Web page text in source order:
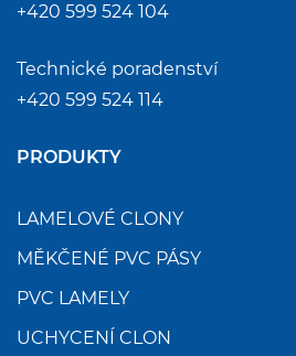
+420 599 524 104
Technické poradenství
+420 599 524 114
PRODUKTY
LAMELOVÉ CLONY
MĚKČENÉ PVC PÁSY
PVC LAMELY
UCHYCENÍ CLON